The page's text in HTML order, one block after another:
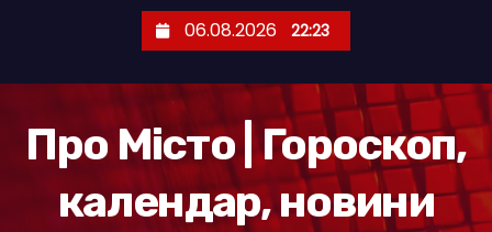
06.08.2026 22:23
Про Місто | Гороскоп,
календар, новини